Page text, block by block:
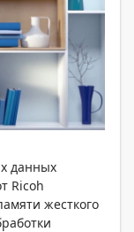
данных
Ricoh
жесткого